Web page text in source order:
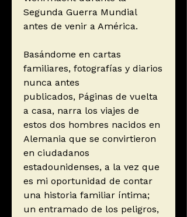
Segunda Guerra Mundial
antes de venir a América.
Basándome en cartas
familiares, fotografías y diarios
nunca antes
publicados, Páginas de vuelta
a casa, narra los viajes de
estos dos hombres nacidos en
Alemania que se convirtieron
en ciudadanos
estadounidenses, a la vez que
es mi oportunidad de contar
una historia familiar íntima;
un entramado de los peligros,